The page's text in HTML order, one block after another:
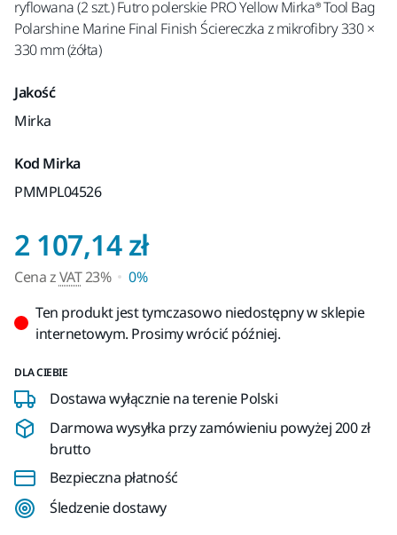
ryflowana (2 szt.) Futro polerskie PRO Yellow Mirka® Tool Bag
Polarshine Marine Final Finish Ściereczka z mikrofibry 330 ×
330 mm (żółta)
Jakość
Mirka
Kod Mirka
PMMPL04526
2 107,14 złCena z VAT 23%
Cena zVAT23%
0%
Ten produkt jest tymczasowo niedostępny w sklepie
internetowym. Prosimy wrócić później.
DLA CIEBIE
Dostawa wyłącznie na terenie Polski
Darmowa wysyłka przy zamówieniu powyżej 200 zł
brutto
Bezpieczna płatność
Śledzenie dostawy